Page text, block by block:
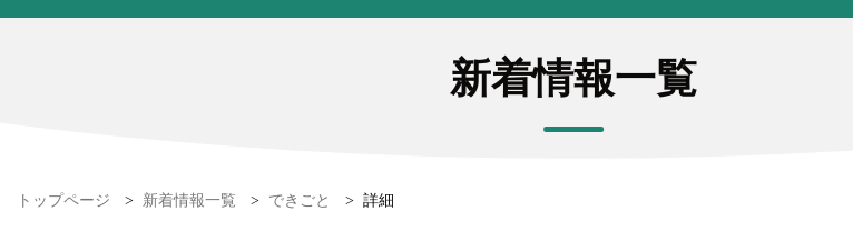
新着情報一覧
トップページ > 新着情報一覧 > できごと > 詳細